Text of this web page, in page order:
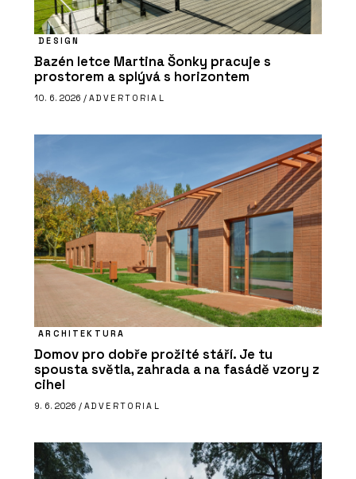
DESIGN
Bazén letce Martina Šonky pracuje s
prostorem a splývá s horizontem
10. 6. 2026 / ADVERTORIAL
ARCHITEKTURA
Domov pro dobře prožité stáří. Je tu
spousta světla, zahrada a na fasádě vzory z
cihel
9. 6. 2026 / ADVERTORIAL